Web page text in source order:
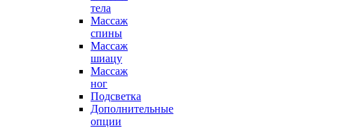
тела
Массаж
спины
Массаж
шиацу
Массаж
ног
Подсветка
Дополнительные
опции